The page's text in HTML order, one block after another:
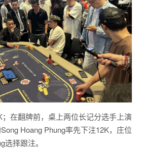
在翻牌前，桌上两位长记分选手上演
Hoang Phung率先下注12K，庄位
择跟注。